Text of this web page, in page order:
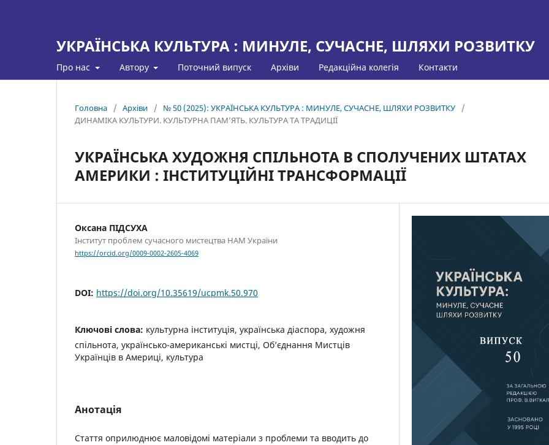
УКРАЇНСЬКА КУЛЬТУРА : МИНУЛЕ, СУЧАСНЕ, ШЛЯХИ РОЗВИТКУ
Про нас Автору Поточний випуск Архіви Редакційна колегія Контакти
Головна / Архіви / № 50 (2025): УКРАЇНСЬКА КУЛЬТУРА : МИНУЛЕ, СУЧАСНЕ, ШЛЯХИ РОЗВИТКУ
/
ДИНАМІКА КУЛЬТУРИ. КУЛЬТУРНА ПАМ’ЯТЬ. КУЛЬТУРА ТА ТРАДИЦІЇ
УКРАЇНСЬКА ХУДОЖНЯ СПІЛЬНОТА В СПОЛУЧЕНИХ ШТАТАХ
АМЕРИКИ : ІНСТИТУЦІЙНІ ТРАНСФОРМАЦІЇ
Оксана ПІДСУХА
Інститут проблем сучасного мистецтва НАМ України
https://orcid.org/0009-0002-2605-4069
DOI: https://doi.org/10.35619/ucpmk.50.970
Ключові слова: культурна інституція, українська діаспора, художня
спільнота, українсько-американські мистці, Об’єднання Мистців
Українців в Америці, культура
Анотація
Стаття оприлюднює маловідомі матеріали з проблеми та вводить до